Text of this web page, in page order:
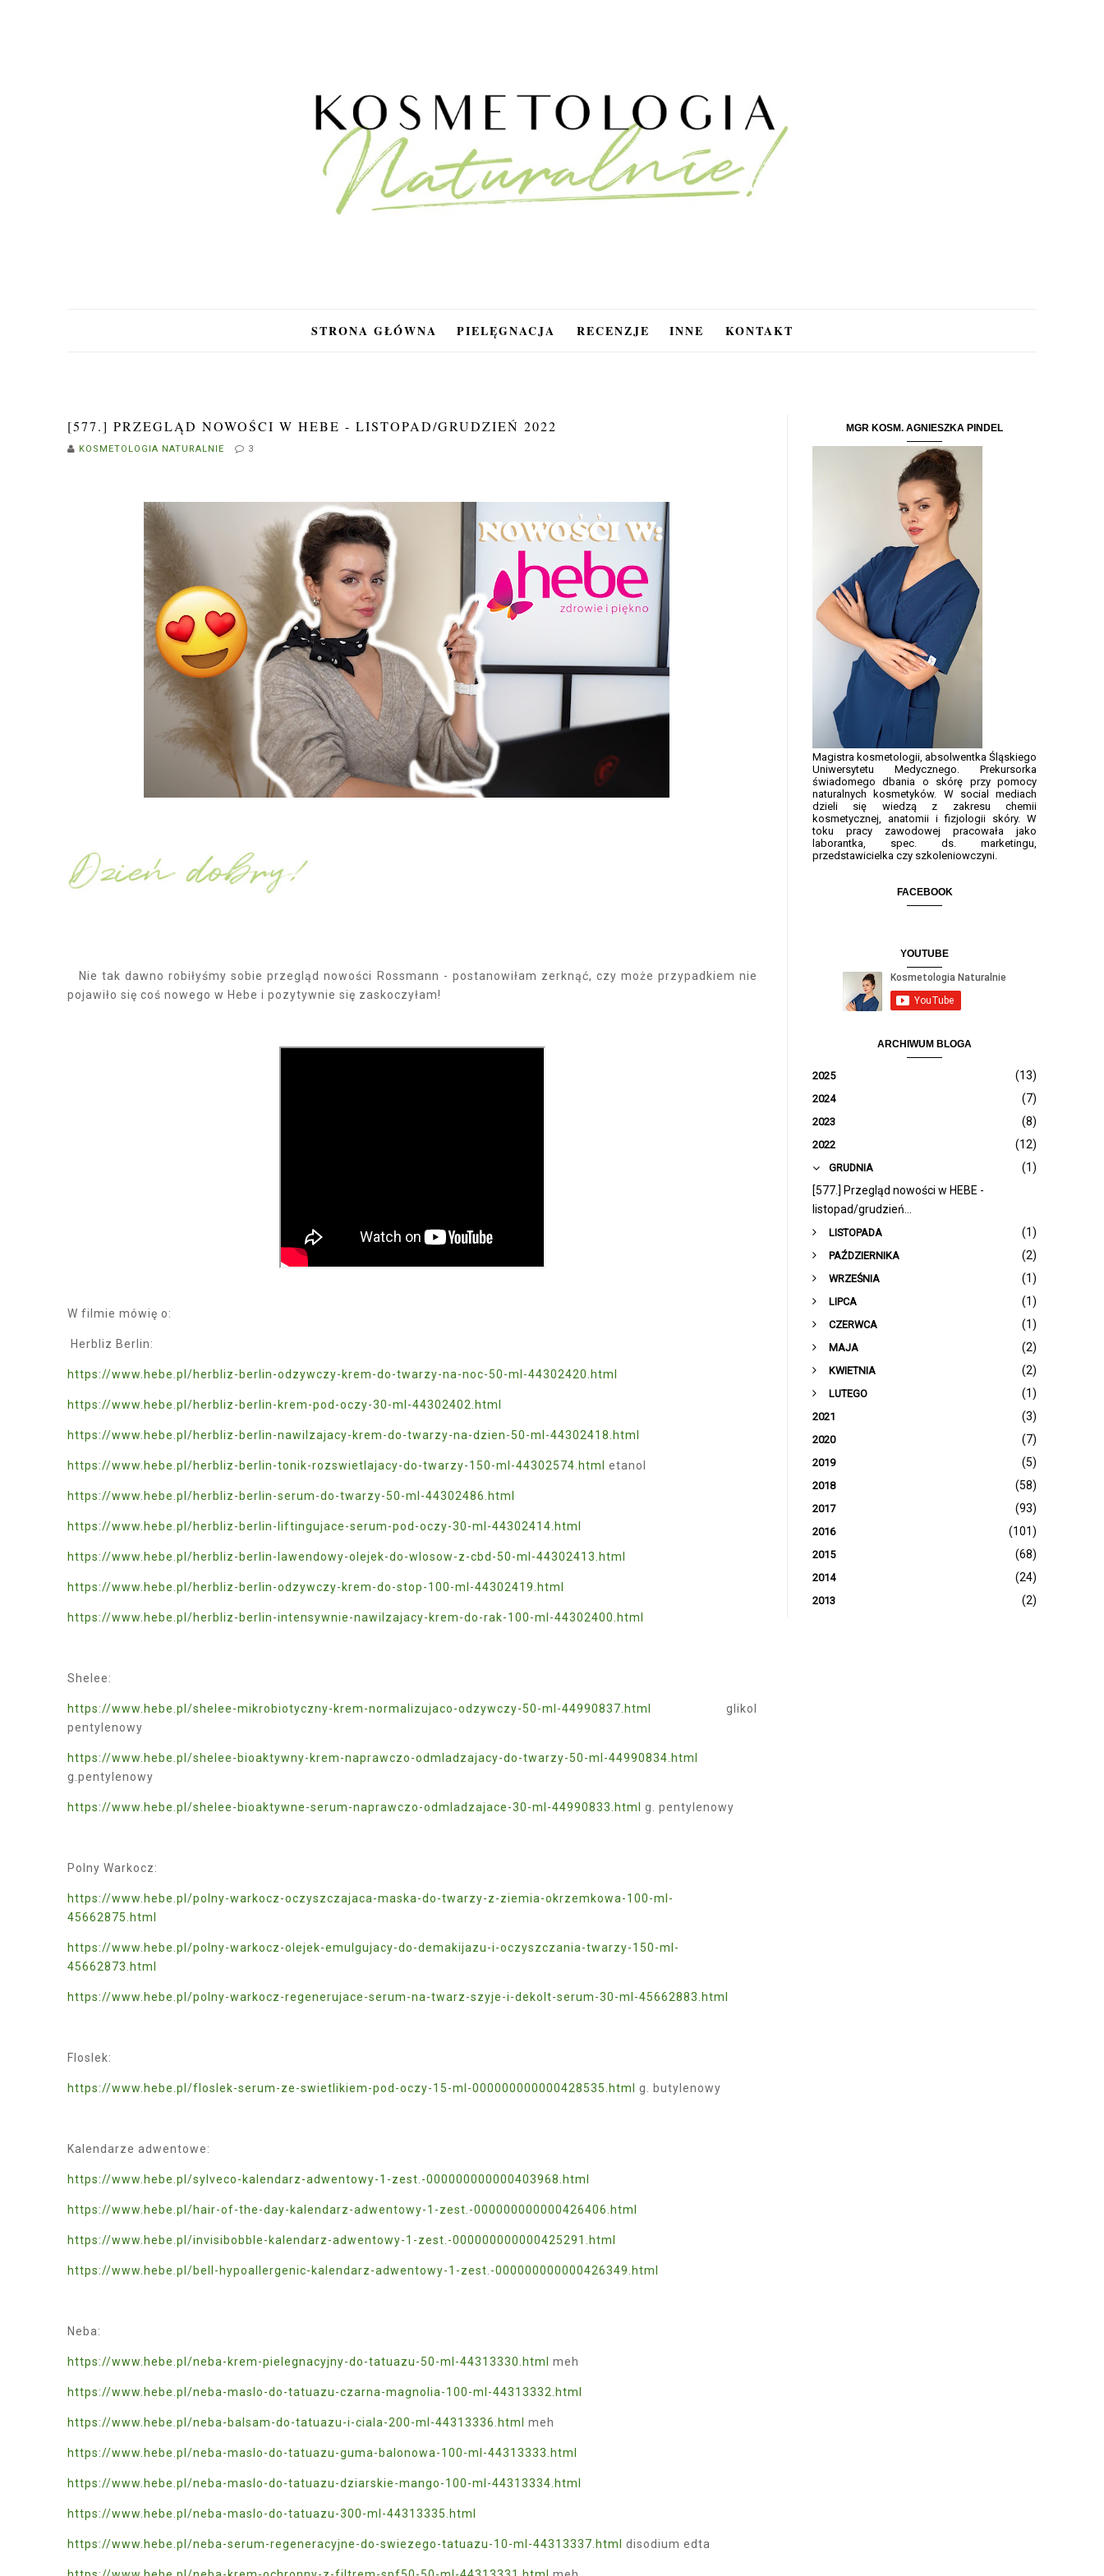
STRONA GŁÓWNA PIELĘGNACJA RECENZJE INNE KONTAKT
[577.] PRZEGLĄD NOWOŚCI W HEBE - LISTOPAD/GRUDZIEŃ 2022
KOSMETOLOGIA NATURALNIE 3
Nie tak dawno robiłyśmy sobie przegląd nowości Rossmann - postanowiłam zerknąć, czy może przypadkiem nie
pojawiło się coś nowego w Hebe i pozytywnie się zaskoczyłam!
W filmie mówię o:
Herbliz Berlin:
https://www.hebe.pl/herbliz-berlin-odzywczy-krem-do-twarzy-na-noc-50-ml-44302420.html
https://www.hebe.pl/herbliz-berlin-krem-pod-oczy-30-ml-44302402.html
https://www.hebe.pl/herbliz-berlin-nawilzajacy-krem-do-twarzy-na-dzien-50-ml-44302418.html
https://www.hebe.pl/herbliz-berlin-tonik-rozswietlajacy-do-twarzy-150-ml-44302574.html etanol
https://www.hebe.pl/herbliz-berlin-serum-do-twarzy-50-ml-44302486.html
https://www.hebe.pl/herbliz-berlin-liftingujace-serum-pod-oczy-30-ml-44302414.html
https://www.hebe.pl/herbliz-berlin-lawendowy-olejek-do-wlosow-z-cbd-50-ml-44302413.html
https://www.hebe.pl/herbliz-berlin-odzywczy-krem-do-stop-100-ml-44302419.html
https://www.hebe.pl/herbliz-berlin-intensywnie-nawilzajacy-krem-do-rak-100-ml-44302400.html
Shelee:
https://www.hebe.pl/shelee-mikrobiotyczny-krem-normalizujaco-odzywczy-50-ml-44990837.html
glikol
pentylenowy
https://www.hebe.pl/shelee-bioaktywny-krem-naprawczo-odmladzajacy-do-twarzy-50-ml-44990834.html
g.pentylenowy
https://www.hebe.pl/shelee-bioaktywne-serum-naprawczo-odmladzajace-30-ml-44990833.html g. pentylenowy
Polny Warkocz:
https://www.hebe.pl/polny-warkocz-oczyszczajaca-maska-do-twarzy-z-ziemia-okrzemkowa-100-ml-
45662875.html
https://www.hebe.pl/polny-warkocz-olejek-emulgujacy-do-demakijazu-i-oczyszczania-twarzy-150-ml-
45662873.html
https://www.hebe.pl/polny-warkocz-regenerujace-serum-na-twarz-szyje-i-dekolt-serum-30-ml-45662883.html
Floslek:
https://www.hebe.pl/floslek-serum-ze-swietlikiem-pod-oczy-15-ml-000000000000428535.html g. butylenowy
Kalendarze adwentowe:
https://www.hebe.pl/sylveco-kalendarz-adwentowy-1-zest.-000000000000403968.html
https://www.hebe.pl/hair-of-the-day-kalendarz-adwentowy-1-zest.-000000000000426406.html
https://www.hebe.pl/invisibobble-kalendarz-adwentowy-1-zest.-000000000000425291.html
https://www.hebe.pl/bell-hypoallergenic-kalendarz-adwentowy-1-zest.-000000000000426349.html
Neba:
https://www.hebe.pl/neba-krem-pielegnacyjny-do-tatuazu-50-ml-44313330.html meh
https://www.hebe.pl/neba-maslo-do-tatuazu-czarna-magnolia-100-ml-44313332.html
https://www.hebe.pl/neba-balsam-do-tatuazu-i-ciala-200-ml-44313336.html meh
https://www.hebe.pl/neba-maslo-do-tatuazu-guma-balonowa-100-ml-44313333.html
https://www.hebe.pl/neba-maslo-do-tatuazu-dziarskie-mango-100-ml-44313334.html
https://www.hebe.pl/neba-maslo-do-tatuazu-300-ml-44313335.html
https://www.hebe.pl/neba-serum-regeneracyjne-do-swiezego-tatuazu-10-ml-44313337.html disodium edta
MGR KOSM. AGNIESZKA PINDEL
Magistra kosmetologii, absolwentka Śląskiego
Uniwersytetu Medycznego. Prekursorka
świadomego dbania o skórę przy pomocy
naturalnych kosmetyków. W social mediach
dzieli się wiedzą z zakresu chemii
kosmetycznej, anatomii i fizjologii skóry. W
toku pracy zawodowej pracowała jako
laborantka, spec. ds. marketingu,
przedstawicielka czy szkoleniowczyni.
FACEBOOK
YOUTUBE
ARCHIWUM BLOGA
2025 (13)
2024 (7)
2023 (8)
2022
(12)
▼
GRUDNIA
(1)
[577.] Przegląd nowości w HEBE -
listopad/grudzień...
►
LISTOPADA
(1)
►
PAŹDZIERNIKA
(2)
►
WRZEŚNIA
(1)
►
LIPCA
(1)
►
CZERWCA
(1)
►
MAJA
(2)
►
KWIETNIA
(2)
►
LUTEGO (1)
2021 (3)
2020 (7)
2019 (5)
2018 (58)
2017 (93)
2016 (101)
2015 (68)
2014 (24)
2013 (2)